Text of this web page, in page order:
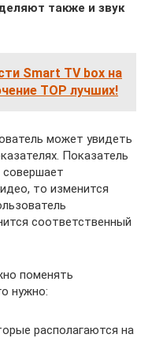
также и звук
Smart TV box на
TOP лучших!
может увидеть
Показатель
совершает
то изменится
соответственный
поменять
нужно:
располагаются на